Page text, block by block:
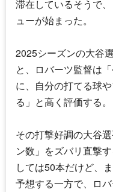
滞在しているそうで
ューが始まった。
2025シーズンの大谷
と、ロバーツ監督は
に、自分の打てる球
る」と高く評価する。
その打撃好調の大谷
ン数」をズバリ直撃
しては50本だけど、
予想する一方で、ロ